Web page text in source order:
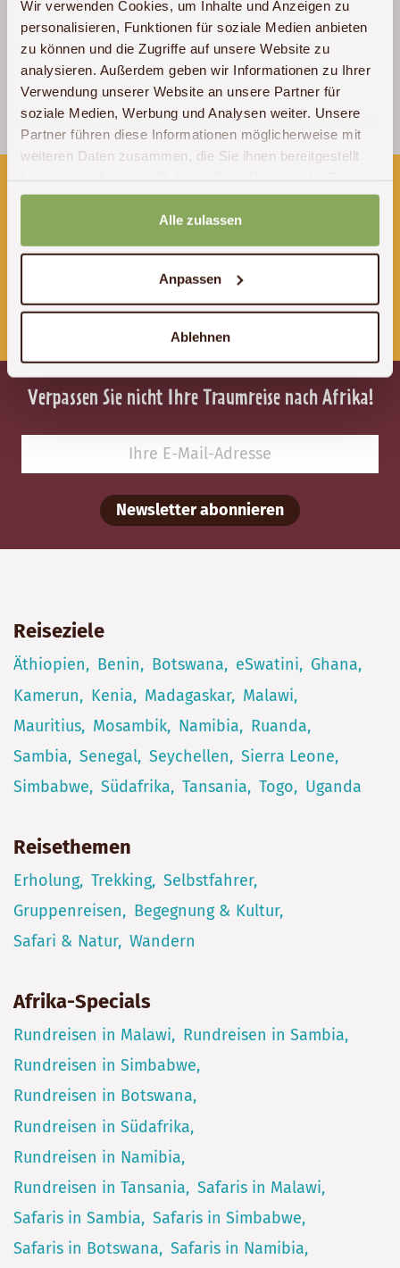
Wir verwenden Cookies, um Inhalte und Anzeigen zu
personalisieren, Funktionen für soziale Medien anbieten
zu können und die Zugriffe auf unsere Website zu
analysieren. Außerdem geben wir Informationen zu Ihrer
Verwendung unserer Website an unsere Partner für
soziale Medien, Werbung und Analysen weiter. Unsere
Partner führen diese Informationen möglicherweise mit
weiteren Daten zusammen, die Sie ihnen bereitgestellt
gesammelt haben.
Alle zulassen
Anpassen
Ablehnen
Stephanie & Dirk
Tansania ,Südafrika& Simbabwe/ 2019
Wir sind für Sie erreichbar:
Montags - Donnerstags 10 - 18 Uhr
Freitags 10 - 16 Uhr
Tel:+49 (0)341 – 22 38 71 60
Verpassen Sie nicht Ihre Traumreise nach Afrika!
Newsletter abonnieren
Reiseziele
Äthiopien Benin Botswana eSwatini
Ghana
Kamerun
Kenia Madagaskar
Malawi
Mauritius
Mosambik Namibia
Ruanda
Sambia
Senegal Seychellen
Sierra Leone
Simbabwe
Südafrika Tansania Togo Uganda
Reisethemen
Erholung Trekking Selbstfahrer
Gruppenreisen
Begegnung & Kultur
Safari & Natur Wandern
Afrika-Specials
Rundreisen in Malawi
Rundreisen in Sambia
Rundreisen in Simbabwe
Rundreisen in Botswana
Rundreisen in Südafrika
Rundreisen in Namibia
Rundreisen in Tansania
Safaris in Malawi
Safaris in Sambia
Safaris in Simbabwe
Safaris in Botswana
Safaris in Namibia